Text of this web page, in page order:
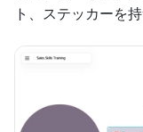
ト、ステッカーを